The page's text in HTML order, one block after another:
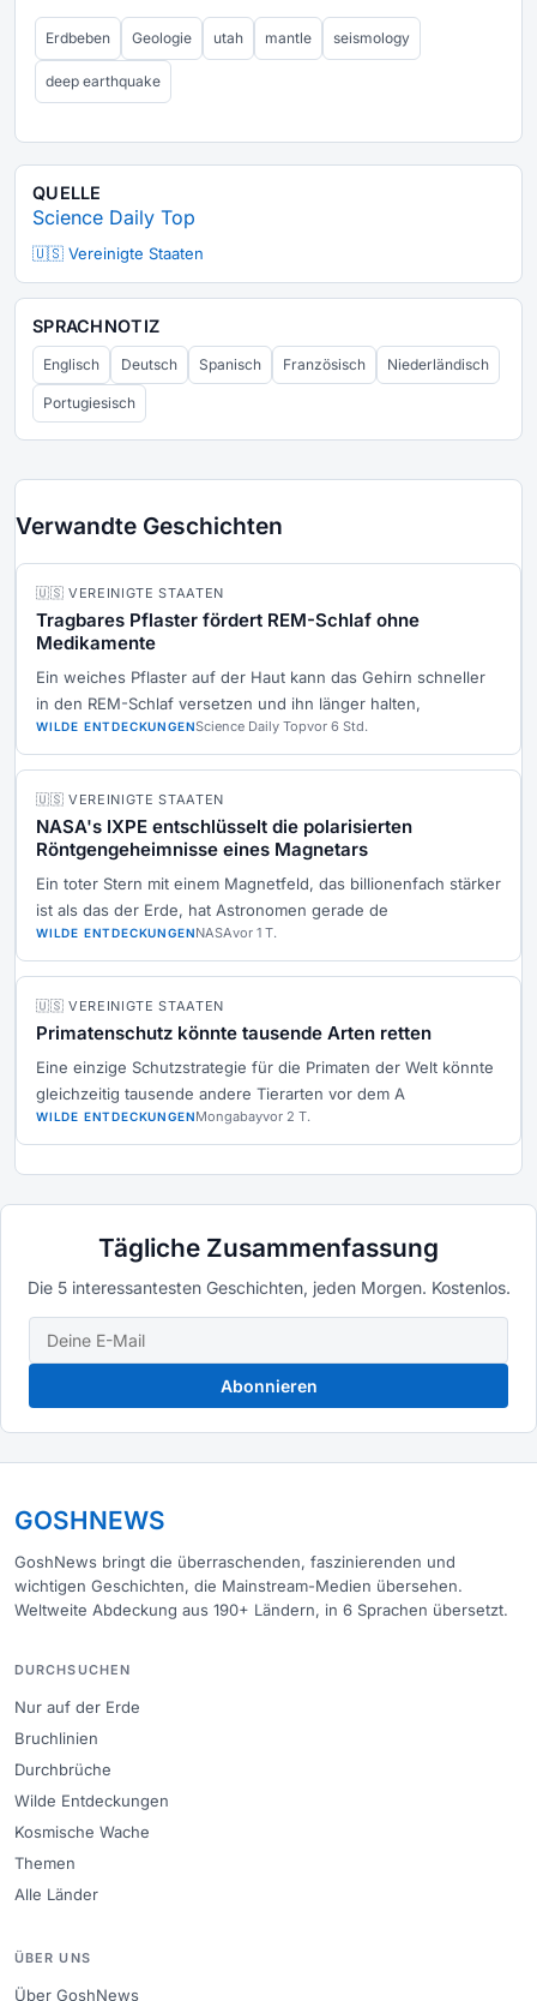
Erdbeben Geologie utah mantle seismology
deep earthquake
QUELLE
Science Daily Top
🇺🇸 Vereinigte Staaten
SPRACHNOTIZ
Englisch Deutsch Spanisch Französisch Niederländisch
Portugiesisch
Verwandte Geschichten
🇺🇸 VEREINIGTE STAATEN
Tragbares Pflaster fördert REM-Schlaf ohne
Medikamente
Ein weiches Pflaster auf der Haut kann das Gehirn schneller
in den REM-Schlaf versetzen und ihn länger halten,
WILDE ENTDECKUNGENScience Daily Topvor 6 Std.
🇺🇸 VEREINIGTE STAATEN
NASA's IXPE entschlüsselt die polarisierten
Röntgengeheimnisse eines Magnetars
Ein toter Stern mit einem Magnetfeld, das billionenfach stärker
ist als das der Erde, hat Astronomen gerade de
WILDE ENTDECKUNGENNASAvor 1 T.
🇺🇸 VEREINIGTE STAATEN
Primatenschutz könnte tausende Arten retten
Eine einzige Schutzstrategie für die Primaten der Welt könnte
gleichzeitig tausende andere Tierarten vor dem A
WILDE ENTDECKUNGENMongabayvor 2 T.
Tägliche Zusammenfassung
Die 5 interessantesten Geschichten, jeden Morgen. Kostenlos.
Abonnieren
GOSHNEWS
GoshNews bringt die überraschenden, faszinierenden und
wichtigen Geschichten, die Mainstream-Medien übersehen.
Weltweite Abdeckung aus 190+ Ländern, in 6 Sprachen übersetzt.
DURCHSUCHEN
Nur auf der Erde
Bruchlinien
Durchbrüche
Wilde Entdeckungen
Kosmische Wache
Themen
Alle Länder
ÜBER UNS
Über GoshNews